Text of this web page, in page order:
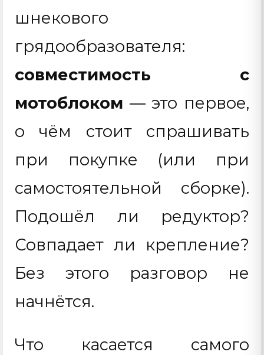
шнекового
грядообразователя:
совместимость с
мотоблоком — это первое,
о чём стоит спрашивать
при покупке (или при
самостоятельной сборке).
Подошёл ли редуктор?
Совпадает ли крепление?
Без этого разговор не
начнётся.
Что касается самого